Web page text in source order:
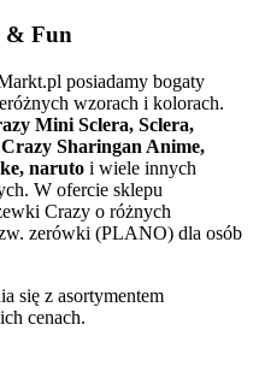
& Fun
posiadamy bogaty
wzorach i kolorach.
Mini Sclera, Sclera,
Sharingan Anime,
naruto i wiele innych
W ofercie sklepu
Crazy o różnych
zerówki (PLANO) dla osób
się z asortymentem
cenach.